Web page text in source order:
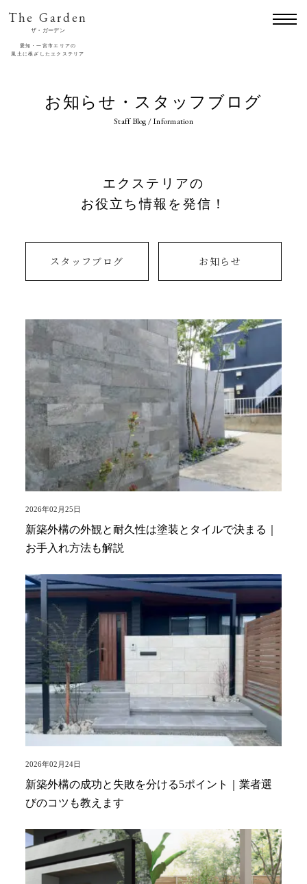
The Garden
ザ・ガーデン
愛知・一宮市エリアの
風土に根ざしたエクステリア
お知らせ・スタッフブログ
Staff Blog / Information
エクステリアの
お役立ち情報を発信！
スタッフブログ お知らせ
2026年02月25日
新築外構の外観と耐久性は塗装とタイルで決まる｜
お手入れ方法も解説
2026年02月24日
新築外構の成功と失敗を分ける5ポイント｜業者選
びのコツも教えます